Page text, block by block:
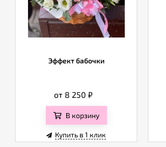
Эффект бабочки
от 8 250 ₽
В корзину
Купить в 1 клик